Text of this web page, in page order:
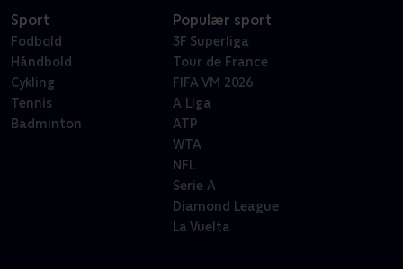
Sport
Fodbold
Håndbold
Cykling
Tennis
Badminton
Populær sport
3F Superliga
Tour de France
FIFA VM 2026
A Liga
ATP
WTA
NFL
Serie A
Diamond League
La Vuelta